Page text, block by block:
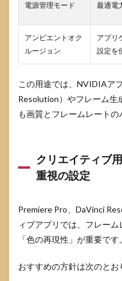
電源管理モード 最適電
アンビエントオク
ルージョン
アプリ
設定を
この用途では、NVIDIAア
Resolution）やフレーム生
も画質とフレームレートの
クリエイティブ
重視の設定
Premiere Pro、DaVinci
ィブアプリでは、フレー
「色の再現性」が重要です。
おすすめの方針は次のとお